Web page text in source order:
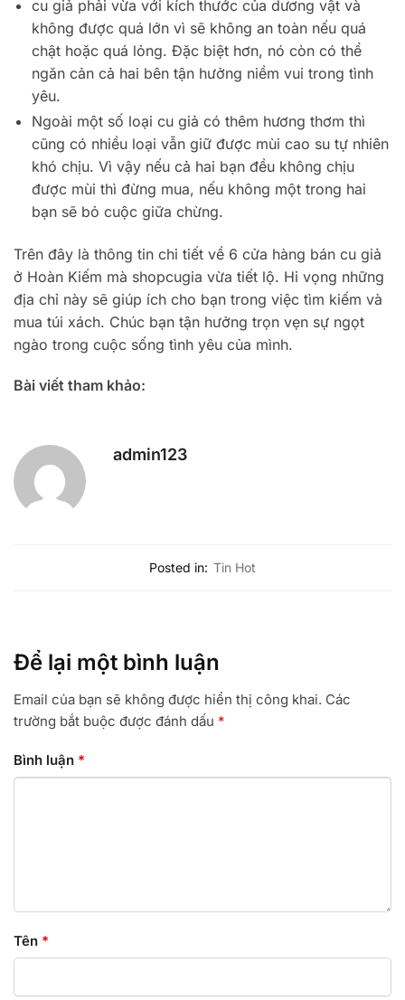
cu giả phải vừa với kích thước của dương vật và
không được quá lớn vì sẽ không an toàn nếu quá
chật hoặc quá lỏng. Đặc biệt hơn, nó còn có thể
ngăn cản cả hai bên tận hưởng niềm vui trong tình
yêu.
Ngoài một số loại cu giả có thêm hương thơm thì
cũng có nhiều loại vẫn giữ được mùi cao su tự nhiên
khó chịu. Vì vậy nếu cả hai bạn đều không chịu
được mùi thì đừng mua, nếu không một trong hai
bạn sẽ bỏ cuộc giữa chừng.
Trên đây là thông tin chi tiết về 6 cửa hàng bán cu giả
ở Hoàn Kiếm mà shopcugia vừa tiết lộ. Hi vọng những
địa chỉ này sẽ giúp ích cho bạn trong việc tìm kiếm và
mua túi xách. Chúc bạn tận hưởng trọn vẹn sự ngọt
ngào trong cuộc sống tình yêu của mình.
Bài viết tham khảo:
admin123
Posted in: Tin Hot
Để lại một bình luận
Email của bạn sẽ không được hiển thị công khai. Các
trường bắt buộc được đánh dấu *
Bình luận *
Tên *